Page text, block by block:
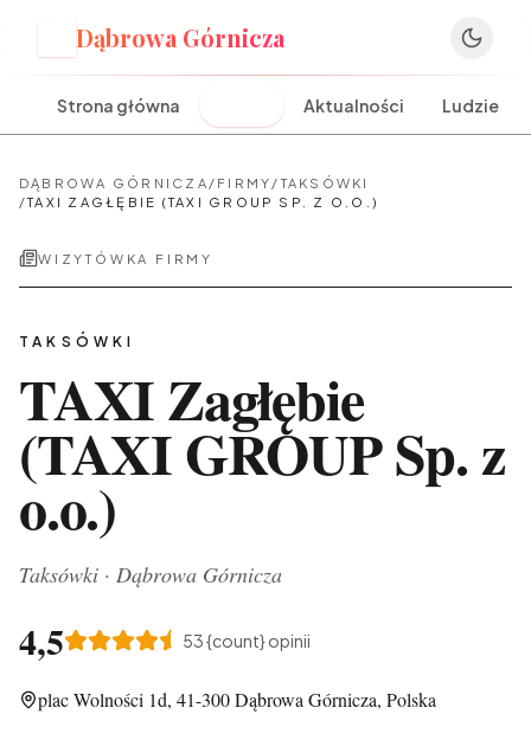
Dąbrowa Górnicza
Strona główna Aktualności Ludzie
DĄBROWA GÓRNICZA / FIRMY /TAKSÓWKI
/TAXI ZAGŁĘBIE (TAXI GROUP SP. Z O.O.)
WIZYTÓWKA FIRMY
TAKSÓWKI
TAXI Zagłębie
(TAXI GROUP Sp. z
o.o.)
Taksówki · Dąbrowa Górnicza
4,5 53{count} opinii
plac Wolności 1d, 41-300 Dąbrowa Górnicza, Polska